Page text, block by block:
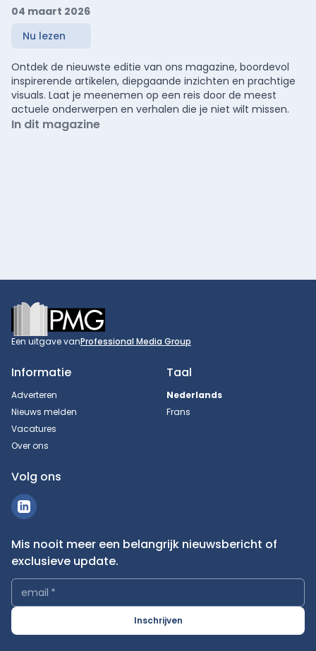
04 maart 2026
Nu lezen
Ontdek de nieuwste editie van ons magazine, boordevol
inspirerende artikelen, diepgaande inzichten en prachtige
visuals. Laat je meenemen op een reis door de meest
actuele onderwerpen en verhalen die je niet wilt missen.
In dit magazine
Footer
Een uitgave vanProfessional Media Group
Informatie
Adverteren
Nieuws melden
Vacatures
Over ons
Taal
Nederlands
Frans
Volg ons
Mis nooit meer een belangrijk nieuwsbericht of
exclusieve update.
email *
Inschrijven